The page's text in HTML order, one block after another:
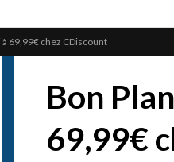
69,99€ chez CDiscount
Bon
69,99€